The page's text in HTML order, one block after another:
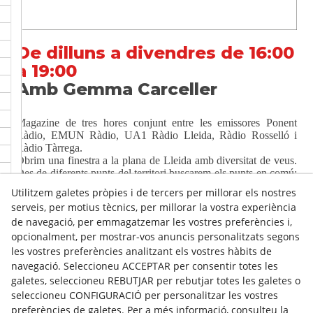
De dilluns a divendres de 16:00
a 19:00
Amb Gemma Carceller
Magazine de tres hores conjunt entre les emissores Ponent
Ràdio, EMUN Ràdio, UA1 Ràdio Lleida, Ràdio Rosselló i
Ràdio Tàrrega.
Obrim una finestra a la plana de Lleida amb diversitat de veus.
Des de diferents punts del territori buscarem els punts en comú:
entretingut, que escolta i dóna veu a tothom.
Anar a ràdio a la carta
Utilitzem galetes pròpies i de tercers per millorar els nostres
serveis, per motius tècnics, per millorar la vostra experiència
de navegació, per emmagatzemar les vostres preferències i,
opcionalment, per mostrar-vos anuncis personalitzats segons
les vostres preferències analitzant els vostres hàbits de
navegació. Seleccioneu ACCEPTAR per consentir totes les
galetes, seleccioneu REBUTJAR per rebutjar totes les galetes o
seleccioneu CONFIGURACIÓ per personalitzar les vostres
preferències de galetes. Per a més informació, consulteu la